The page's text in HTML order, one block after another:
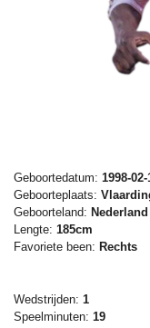
Geboortedatum: 1998-02-
Geboorteplaats:
Geboorteland: Nederland
Lengte: 185cm
Favoriete been: Rechts
Wedstrijden: 1
Speelminuten: 19